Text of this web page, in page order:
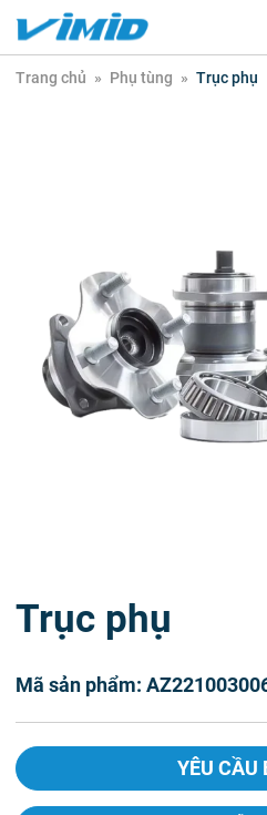
Trang chủ » Phụ tùng » Trục phụ
Trục phụ
Mã sản phẩm:
YÊU CẦU